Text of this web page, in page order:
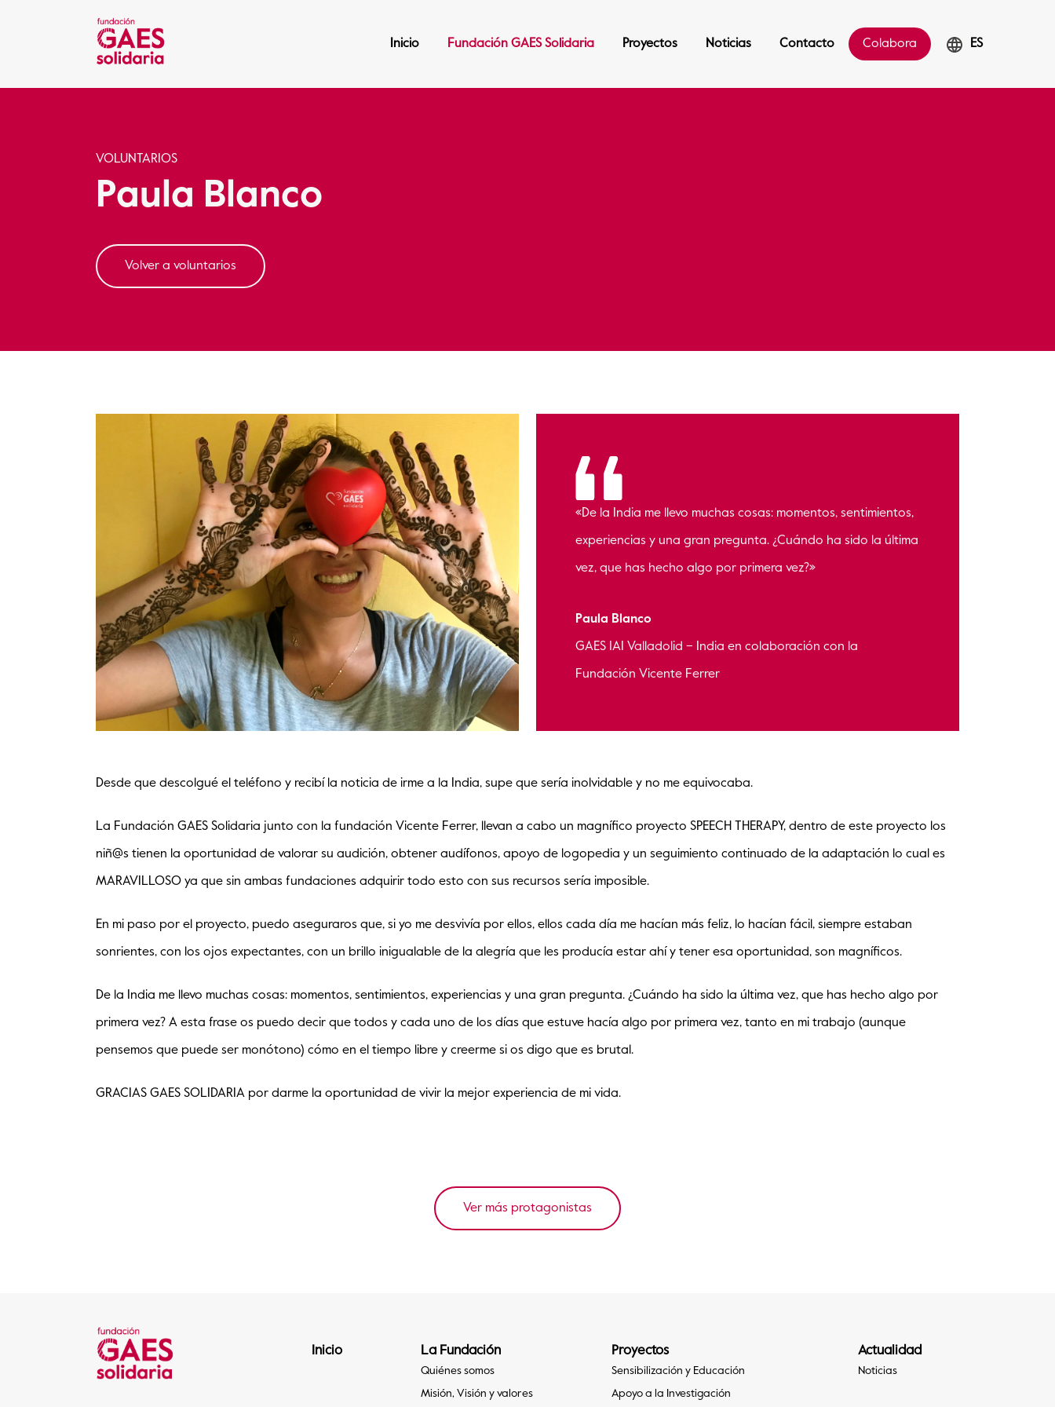
Inicio Fundación GAES Solidaria Proyectos Noticias Contacto Colabora ES
VOLUNTARIOS
Paula Blanco
Volver a voluntarios
«De la India me llevo muchas cosas: momentos, sentimientos,
experiencias y una gran pregunta. ¿Cuándo ha sido la última
vez, que has hecho algo por primera vez?»
Paula Blanco
GAES IAI Valladolid – India en colaboración con la
Fundación Vicente Ferrer
Desde que descolgué el teléfono y recibí la noticia de irme a la India, supe que sería inolvidable y no me equivocaba.
La Fundación GAES Solidaria junto con la fundación Vicente Ferrer, llevan a cabo un magnífico proyecto SPEECH THERAPY, dentro de este proyecto los
niñ@s tienen la oportunidad de valorar su audición, obtener audífonos, apoyo de logopedia y un seguimiento continuado de la adaptación lo cual es
MARAVILLOSO ya que sin ambas fundaciones adquirir todo esto con sus recursos sería imposible.
En mi paso por el proyecto, puedo aseguraros que, si yo me desvivía por ellos, ellos cada día me hacían más feliz, lo hacían fácil, siempre estaban
sonrientes, con los ojos expectantes, con un brillo inigualable de la alegría que les producía estar ahí y tener esa oportunidad, son magníficos.
De la India me llevo muchas cosas: momentos, sentimientos, experiencias y una gran pregunta. ¿Cuándo ha sido la última vez, que has hecho algo por
primera vez? A esta frase os puedo decir que todos y cada uno de los días que estuve hacía algo por primera vez, tanto en mi trabajo (aunque
pensemos que puede ser monótono) cómo en el tiempo libre y creerme si os digo que es brutal.
GRACIAS GAES SOLIDARIA por darme la oportunidad de vivir la mejor experiencia de mi vida.
Ver más protagonistas
Inicio La Fundación
Quiénes somos
Misión, Visión y valores
Proyectos
Sensibilización y Educación
Apoyo a la Investigación
Actualidad
Noticias